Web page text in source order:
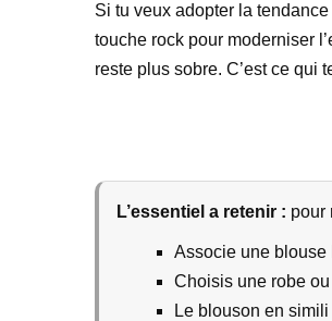
Si tu veux adopter la
touche rock pour moderniser
reste plus sobre. C’est ce qui
L’essentiel a retenir : pour
Associe une blouse
Choisis une robe
Le blouson en